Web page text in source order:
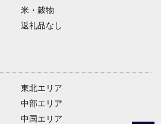
米・穀物
返礼品なし
東北エリア
中部エリア
中国エリア